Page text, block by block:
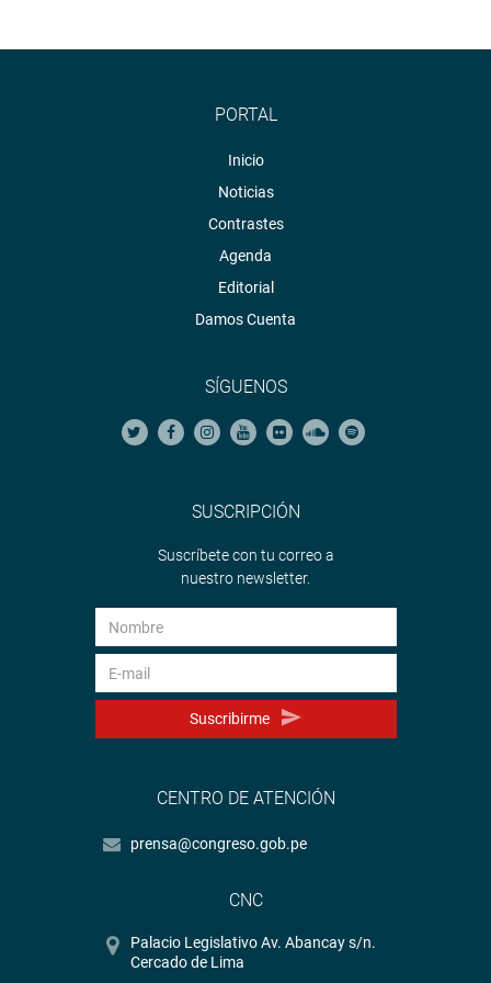
urbana a través de patrullajes municipales por sectores
En los años 2015-16 se realizaron 10,030 patrullajes
llegar a fin de año a cuatro mil intervenciones.
Por último, el jefe del INEI dijo que el principal problema
que ha trabajado el Instituto en el presente año, es la
la población opinó que ha declinado la falta de seguridad
policía nacional. (O/M/C).
http://www.congreso.gob.pe/
https://www.facebook.com/congresoperu
https://twitter.com/congresoperu
http://www.youtube.com/congresoperu
Soundcloud:https://soundcloud.com/radiocongreso
PORTAL
Inicio
Noticias
Contrastes
Agenda
Editorial
Damos Cuenta
SÍGUENOS
SUSCRIPCIÓN
Suscríbete con tu correo a
nuestro newsletter.
Suscribirme
CENTRO DE ATENCIÓN
prensa@congreso.gob.pe
CNC
Palacio Legislativo Av. Abancay s/n.
Cercado de Lima